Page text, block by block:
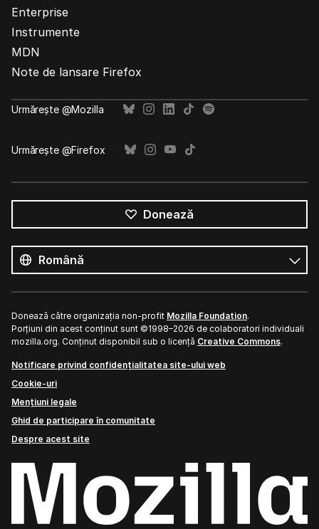
Enterprise
Instrumente
MDN
Note de lansare Firefox
Urmărește @Mozilla
Urmărește @Firefox
Donează
limbile
Limbă
Donează către organizația non-profit Mozilla Foundation.
Porțiuni din acest conținut sunt ©1998–2026 de colaboratori individuali
mozilla.org. Conținut disponibil sub o licență Creative Commons.
Notificare privind confidențialitatea site-ului web
Cookie-uri
Mențiuni legale
Ghid de participare în comunitate
Despre acest site